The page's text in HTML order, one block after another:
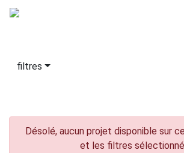
filtres
Désolé, aucun projet disponible sur
et les filtres